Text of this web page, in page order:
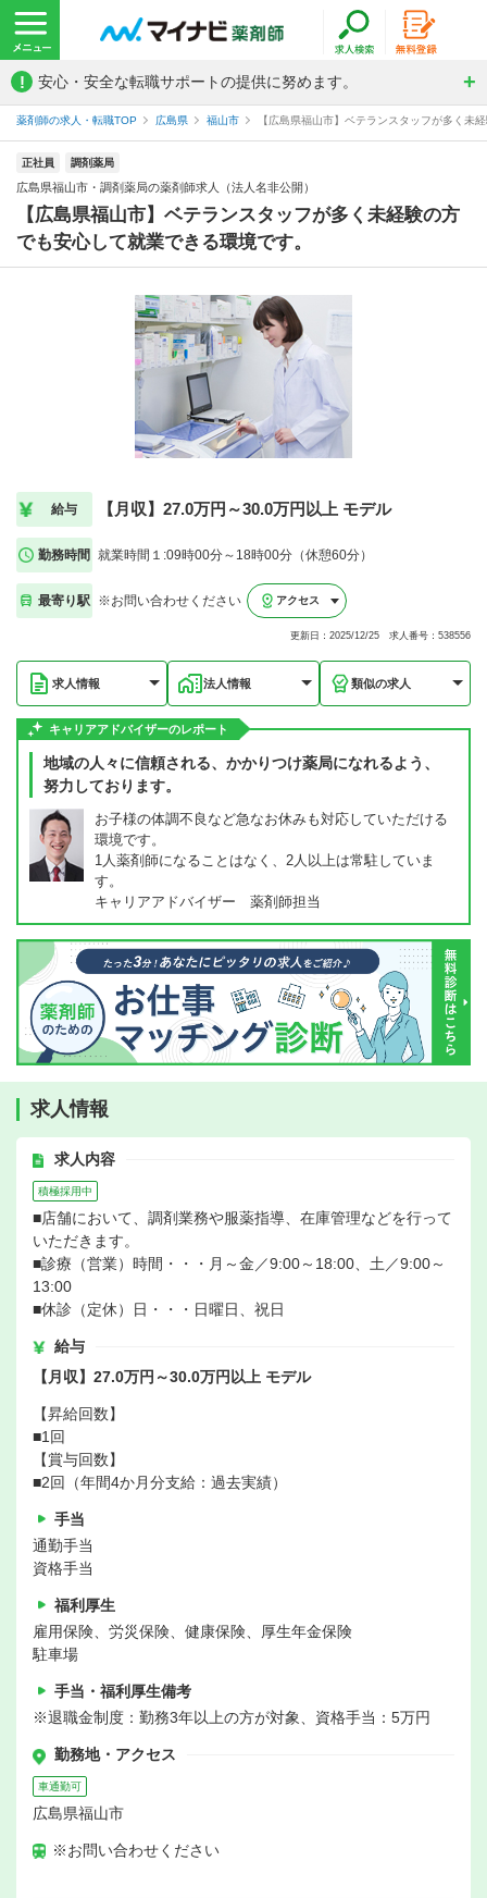
! 安心・安全な転職サポートの提供に努めます。
薬剤師の求人・転職TOP 広島県 福山市 【広島県福山市】ベテランスタッフが多く未
正社員 調剤薬局
広島県福山市・調剤薬局の薬剤師求人（法人名非公開）
【広島県福山市】ベテランスタッフが多く未経験の方
でも安心して就業できる環境です。
給与 【月収】27.0万円～30.0万円以上 モデル
勤務時間 就業時間１:09時00分～18時00分（休憩60分）
最寄り駅 ※お問い合わせください アクセス
更新日：2025/12/25 求人番号：538556
求人情報 法人情報 類似の求人
キャリアアドバイザーのレポート
地域の人々に信頼される、かかりつけ薬局になれるよう、
努力しております。
お子様の体調不良など急なお休みも対応していただける
環境です。
1人薬剤師になることはなく、2人以上は常駐していま
す。
キャリアアドバイザー 薬剤師担当
求人情報
求人内容
積極採用中
■店舗において、調剤業務や服薬指導、在庫管理などを行って
いただきます。
■診療（営業）時間・・・月～金／9:00～18:00、土／9:00～
13:00
■休診（定休）日・・・日曜日、祝日
給与
【月収】27.0万円～30.0万円以上 モデル
【昇給回数】
■1回
【賞与回数】
■2回（年間4か月分支給：過去実績）
手当
通勤手当
資格手当
福利厚生
雇用保険、労災保険、健康保険、厚生年金保険
駐車場
手当・福利厚生備考
※退職金制度：勤務3年以上の方が対象、資格手当：5万円
勤務地・アクセス
車通勤可
広島県福山市
※お問い合わせください